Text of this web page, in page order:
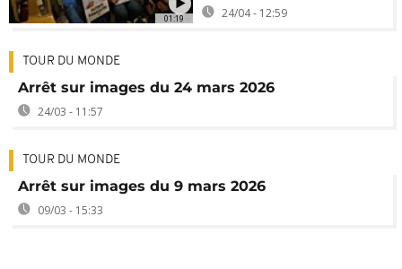
01:19 24/04 - 12:59
TOUR DU MONDE
Arrêt sur images du 24 mars 2026
24/03 - 11:57
TOUR DU MONDE
Arrêt sur images du 9 mars 2026
09/03 - 15:33